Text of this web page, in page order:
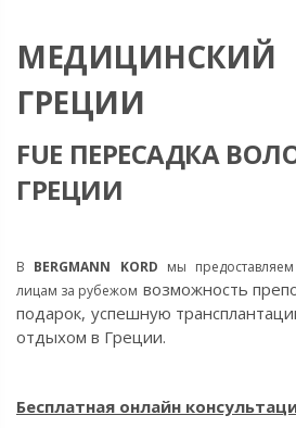
МЕДИЦИНСКИЙ
ГРЕЦИИ
FUE ПЕРЕСАДКА
ГРЕЦИИ
В BERGMANN KORD мы
лицам за рубежом возможность
подарок, успешную
отдыхом в Греции.
Бесплатная онлайн